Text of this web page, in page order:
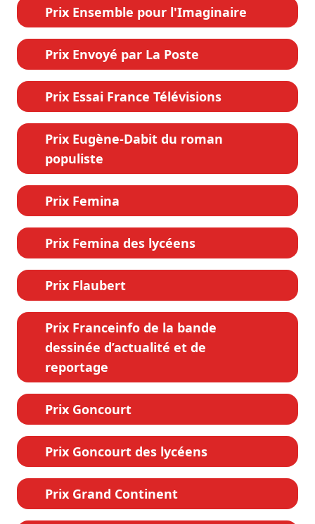
Prix Ensemble pour l'Imaginaire
Prix Envoyé par La Poste
Prix Essai France Télévisions
Prix Eugène-Dabit du roman
populiste
Prix Femina
Prix Femina des lycéens
Prix Flaubert
Prix Franceinfo de la bande
dessinée d’actualité et de
reportage
Prix Goncourt
Prix Goncourt des lycéens
Prix Grand Continent